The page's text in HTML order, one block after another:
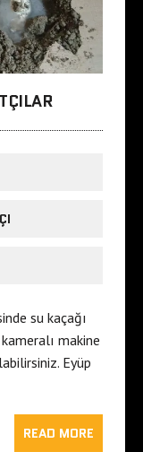
su kaçağı
makine
Eyüp
READ MORE